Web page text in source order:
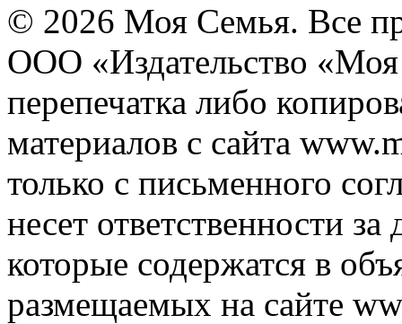
© 2026 Моя Семья. Все
ООО «Издательство
перепечатка либо
материалов с сайта
только с письменного
несет ответственности
которые содержатся в
размещаемых на сайте